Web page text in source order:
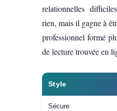
relationnelles
rien, mais il gagne à
professionnel formé
de lecture trouvée en
Style
Sécure